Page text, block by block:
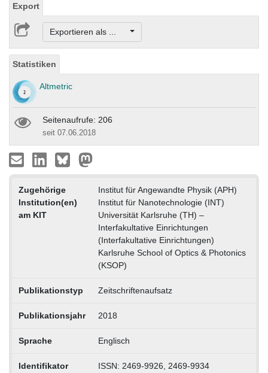
Export
Exportieren als ...
Statistiken
Altmetric
Seitenaufrufe: 206
seit 07.06.2018
Zugehörige
Institution(en)
am KIT
Institut für Angewandte Physik (APH)
Institut für Nanotechnologie (INT)
Universität Karlsruhe (TH) –
Interfakultative Einrichtungen
(Interfakultative Einrichtungen)
Karlsruhe School of Optics & Photonics
(KSOP)
Publikationstyp Zeitschriftenaufsatz
Publikationsjahr 2018
Sprache Englisch
Identifikator
ISSN: 2469-9926, 2469-9934